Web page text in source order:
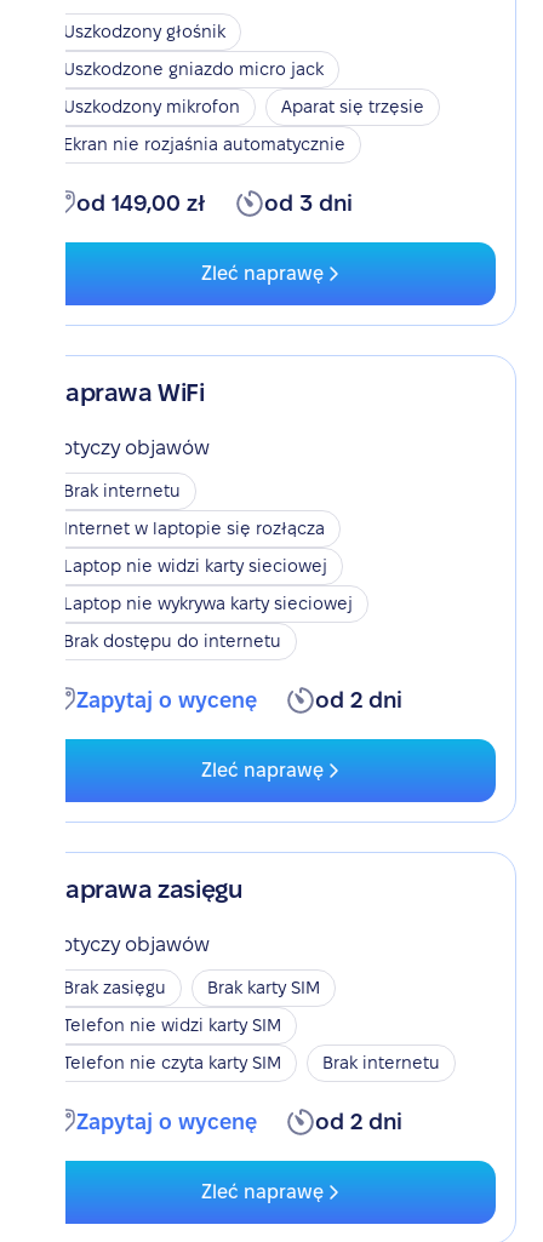
Uszkodzony głośnik
Uszkodzone gniazdo micro jack
Uszkodzony mikrofon
Aparat się trzęsie
Ekran nie rozjaśnia automatycznie
od 149,00 zł od 3 dni
Zleć naprawę
Naprawa WiFi
Dotyczy objawów
Brak internetu
Internet w laptopie się rozłącza
Laptop nie widzi karty sieciowej
Laptop nie wykrywa karty sieciowej
Brak dostępu do internetu
Zapytaj o wycenę od 2 dni
Zleć naprawę
Naprawa zasięgu
Dotyczy objawów
Brak zasięgu
Brak karty SIM
Telefon nie widzi karty SIM
Telefon nie czyta karty SIM
Brak internetu
Zapytaj o wycenę od 2 dni
Zleć naprawę